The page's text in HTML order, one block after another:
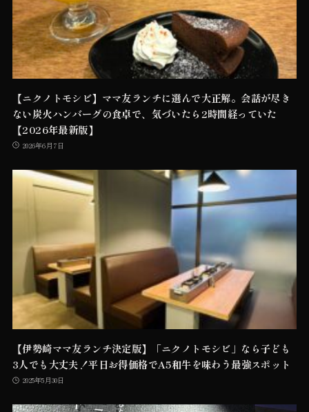
【ニクノトモシビ】ママ友ランチに選んで大正解。会話が尽き
ない炭火ハンバーグの食卓で、気づいたら2時間経っていた
【2026年最新版】
2026年6月7日
【伊勢崎ママ友ランチ決定版】「ニクノトモシビ」なら子ども
3人でも大丈夫！平日お得価格でA5和牛を味わう最強スポット
2025年5月30日